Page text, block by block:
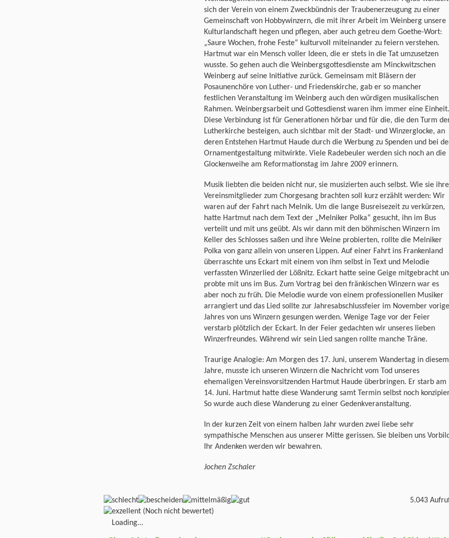
sich der Verein von einem Zweckbündnis der Traubenerzeugung zu einer
Gemeinschaft von Hobbywinzern, die mit ihrer Arbeit im Weinberg unsere
Kulturlandschaft hegen und pflegen, aber auch getreu dem Goethe-Wort:
„Saure Wochen, frohe Feste“ kulturvoll miteinander zu feiern verstehen.
Hartmut war ein Mensch voller Ideen, die er stets in die Tat umzusetzen
wusste. So gehen auch die Weinbergsgottesdienste am Minckwitzschen
Weinberg auf seine Initiative zurück. Gemeinsam mit Bläsern der
Posaunenchöre von Luther- und Friedenskirche, gab er so mancher
festlichen Veranstaltung im Weinberg auch den würdigen musikalischen
Rahmen. Weinbergsarbeit und Gottesdienst waren ihm immer eine Einheit.
Diese Verbindung ist für Generationen hörbar und für die, die den Turm
Lutherkirche besteigen, auch sichtbar mit der Stadt- und Winzerglocke, an
deren Entstehen Hartmut Haude durch die Werbung zu Spenden und bei
Ornamentgestaltung mitwirkte. Viele Radebeuler werden sich noch an die
Glockenweihe am Reformationstag im Jahre 2009 erinnern.
Musik liebten die beiden nicht nur, sie musizierten auch selbst. Wie sie ihre
Vereinsmitglieder zum Chorgesang brachten soll kurz erzählt werden: Wir
waren auf der Fahrt nach Melnik. Um die lange Busreisezeit zu verkürzen,
hatte Hartmut nach dem Text der „Melniker Polka“ gesucht, ihn im Bus
verteilt und mit uns geübt. Als wir dann mit den böhmischen Winzern im
Keller des Schlosses saßen und ihre Weine probierten, rollte die Melniker
Polka von ganz allein von unseren Lippen. Auf einer Fahrt ins Frankenland
überraschte uns Eckart mit einem von ihm selbst in Text und Melodie
verfassten Winzerlied der Lößnitz. Eckart hatte seine Geige mitgebracht
probte mit uns im Bus. Zum Vortrag bei den fränkischen Winzern war es
aber noch zu früh. Die Melodie wurde von einem professionellen Musiker
arrangiert und das Lied sollte zur Jahresabschlussfeier im November
Jahres von uns Winzern gesungen werden. Wenige Tage vor der Feier
verstarb plötzlich der Eckart. In der Feier gedachten wir unseres lieben
Winzerfreundes. Während wir sein Lied sangen rollte manche Träne.
Traurige Analogie: Am Morgen des 17. Juni, unserem Wandertag in diesem
Jahre, musste ich unseren Winzern die Nachricht vom Tod unseres
ehemaligen Vereinsvorsitzenden Hartmut Haude überbringen. Er starb am
14. Juni. Hartmut hatte diese Wanderung samt Termin selbst noch
So wurde auch diese Wanderung zu einer Gedenkveranstaltung.
In der kurzen Zeit von einem halben Jahr wurden zwei liebe sehr
sympathische Menschen aus unserer Mitte gerissen. Sie bleiben uns
Ihr Andenken werden wir bewahren.
Jochen Zschaler
(Noch nicht bewertet)
Loading...
5.043